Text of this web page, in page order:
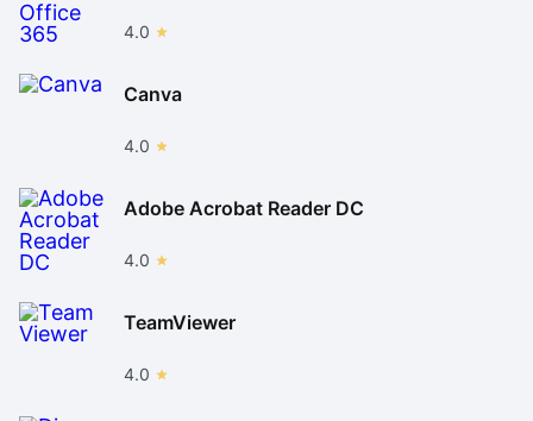
4.0
Canva
4.0
Adobe Acrobat Reader DC
4.0
TeamViewer
4.0